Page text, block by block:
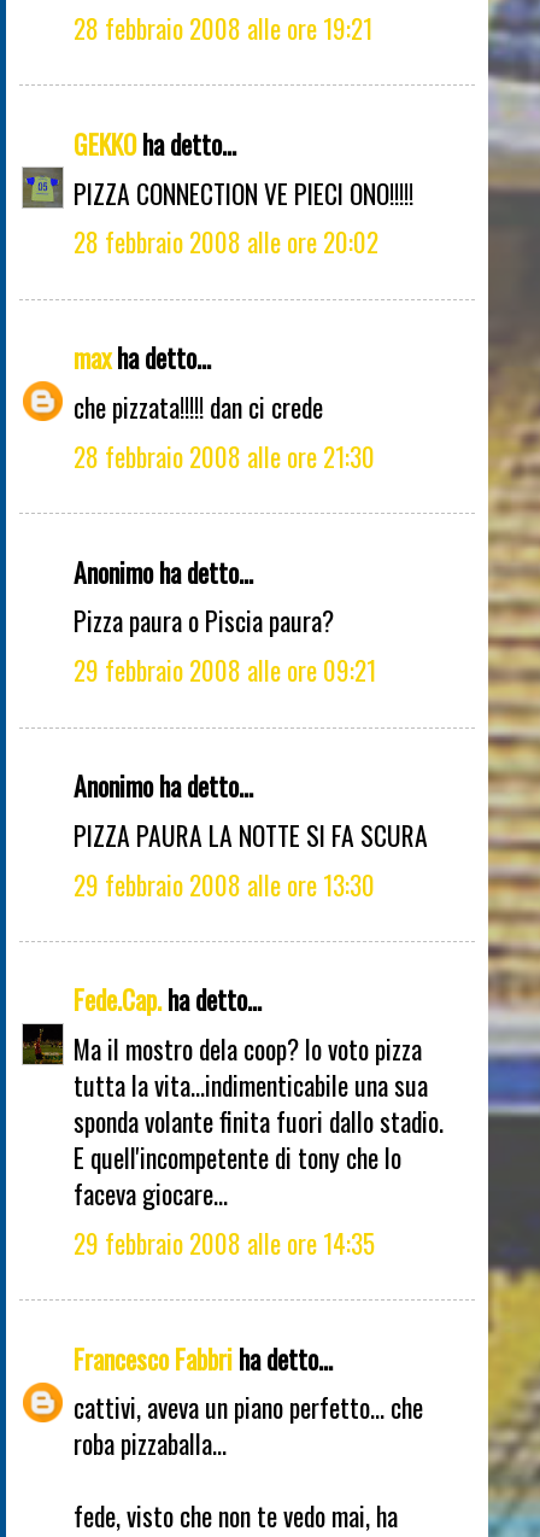
28 febbraio 2008 alle ore 19:21
GEKKOha detto...
PIZZA CONNECTION VE PIECI ONO!!!!!
28 febbraio 2008 alle ore 20:02
maxha detto...
che pizzata!!!!! dan ci crede
28 febbraio 2008 alle ore 21:30
Anonimo ha detto...
Pizza paura o Piscia paura?
29 febbraio 2008 alle ore 09:21
Anonimo ha detto...
PIZZA PAURA LA NOTTE SI FA SCURA
29 febbraio 2008 alle ore 13:30
Fede.Cap.ha detto...
Ma il mostro dela coop? Io voto pizza
tutta la vita...indimenticabile una sua
sponda volante finita fuori dallo stadio.
E quell'incompetente di tony che lo
faceva giocare...
29 febbraio 2008 alle ore 14:35
Francesco Fabbriha detto...
cattivi, aveva un piano perfetto... che
roba pizzaballa...
fede, visto che non te vedo mai, ha